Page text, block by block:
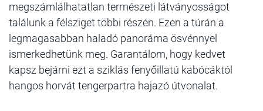
megszámlálhatatlan természeti látványosságot
találunk a félsziget többi részén. Ezen a túrán a
legmagasabban haladó panoráma ösvénnyel
ismerkedhetünk meg. Garantálom, hogy kedvet
kapsz bejárni ezt a sziklás fenyőillatú kabócáktól
hangos horvát tengerpartra hajazó útvonalat.